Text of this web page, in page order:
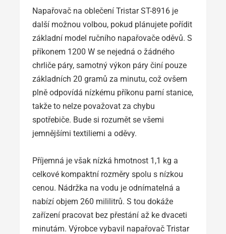
Napařovač na oblečení Tristar ST-8916 je
další možnou volbou, pokud plánujete pořídit
základní model ručního napařovače oděvů. S
příkonem 1200 W se nejedná o žádného
chrliče páry, samotný výkon páry činí pouze
základních 20 gramů za minutu, což ovšem
plně odpovídá nízkému příkonu parní stanice,
takže to nelze považovat za chybu
spotřebiče. Bude si rozumět se všemi
jemnějšími textiliemi a oděvy.
Příjemná je však nízká hmotnost 1,1 kg a
celkové kompaktní rozměry spolu s nízkou
cenou. Nádržka na vodu je odnímatelná a
nabízí objem 260 mililitrů. S tou dokáže
zařízení pracovat bez přestání až ke dvaceti
minutám. Výrobce vybavil napařovač Tristar